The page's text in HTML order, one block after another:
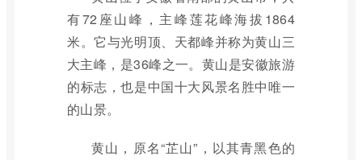
有72座山峰，主峰莲花峰海拔1864
米。它与光明顶、天都峰并称为黄山三
大主峰，是36峰之一。黄山是安徽旅游
的标志，也是中国十大风景名胜中唯一
的山景。
黄山，原名“芷山”，以其青黑色的